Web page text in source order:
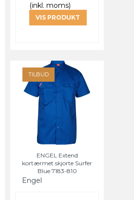
(inkl. moms)
VIS PRODUKT
TILBUD
ENGEL Extend
kortærmet skjorte Surfer
Blue 7183-810
Engel